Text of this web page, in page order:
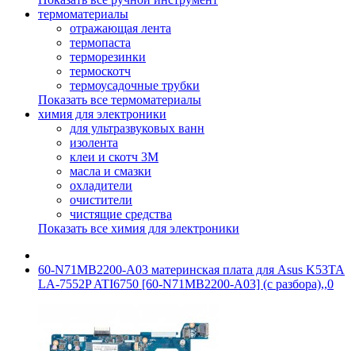
термоматериалы
отражающая лента
термопаста
терморезинки
термоскотч
термоусадочные трубки
Показать все термоматериалы
химия для электроники
для ультразвуковых ванн
изолента
клеи и скотч 3М
масла и смазки
охладители
очистители
чистящие средства
Показать все химия для электроники
60-N71MB2200-A03 материнская плата для Asus K53TA
LA-7552P ATI6750 [60-N71MB2200-A03] (с разбора),,0